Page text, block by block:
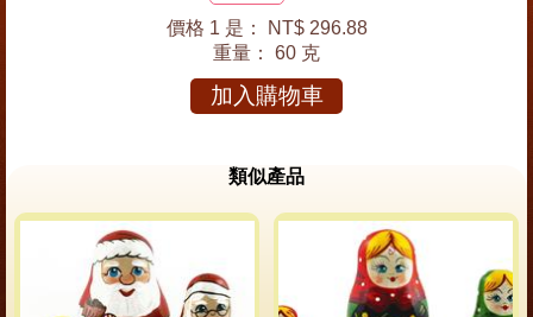
價格 1 是：
NT$ 296.88
重量： 60 克
加入購物車
類似產品